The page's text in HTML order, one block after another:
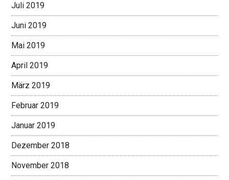
Juli 2019
Juni 2019
Mai 2019
April 2019
März 2019
Februar 2019
Januar 2019
Dezember 2018
November 2018